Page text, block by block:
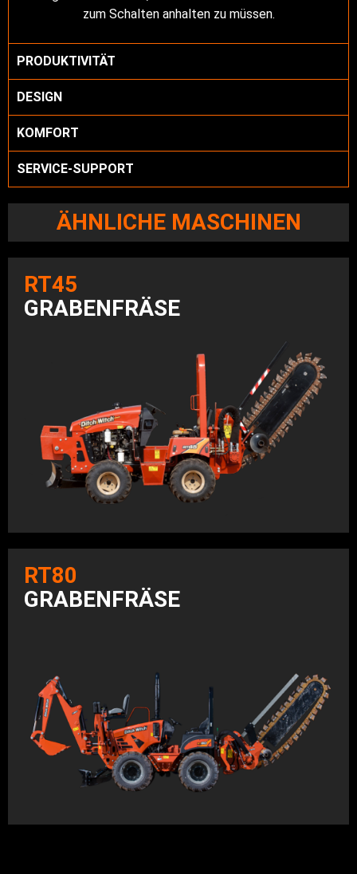
zum Schalten anhalten zu müssen.
PRODUKTIVITÄT
DESIGN
KOMFORT
SERVICE-SUPPORT
ÄHNLICHE MASCHINEN
RT45
GRABENFRÄSE
RT80
GRABENFRÄSE